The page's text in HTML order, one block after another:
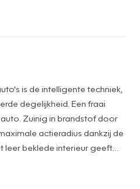
is de intelligente techniek,
degelijkheid. Een fraai
Zuinig in brandstof door
actieradius dankzij de
leer beklede interieur geeft
uitstraling. Neem plaats op
de elektrische bediening